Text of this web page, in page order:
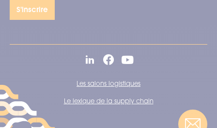
Les salons logistiques
Le lexique de la supply chain